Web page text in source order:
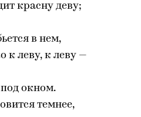
красну деву;
в нем,
к леву, к леву —
окном.
темнее,